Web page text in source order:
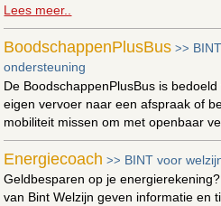
Lees meer..
BoodschappenPlusBus >>
ondersteuning
De BoodschappenPlusBus is
eigen vervoer naar een afspraak of
mobiliteit missen om met openbaar
Energiecoach >> BINT voor
Geldbesparen op je
van Bint Welzijn geven informatie en